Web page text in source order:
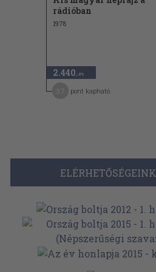
rádióban
1978
2.440 ,-Ft
pont kapható
ELÉRHETŐSÉGEINK